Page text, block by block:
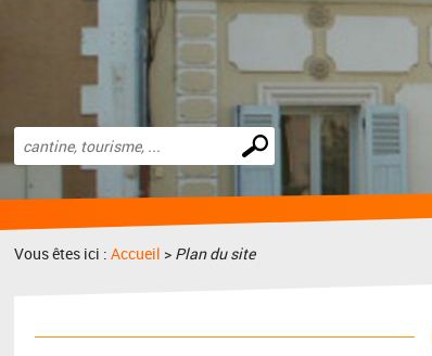
Effectuer
une
recherche
Vous êtes ici :Accueil > Plan du site